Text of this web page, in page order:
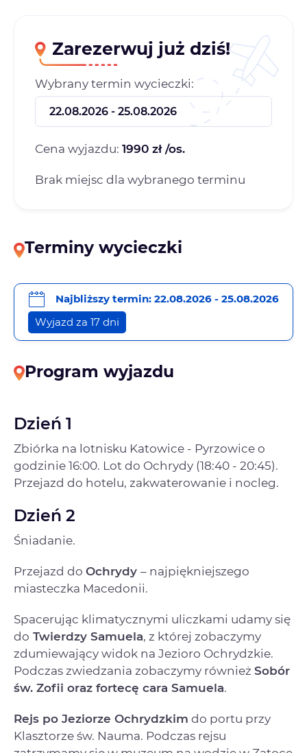
Zarezerwuj już dziś!
Wybrany termin wycieczki:
Cena wyjazdu: 1990 zł /os.
Brak miejsc dla wybranego terminu
Terminy wycieczki
Najbliższy termin: 22.08.2026 - 25.08.2026
Wyjazd za 17 dni
Program wyjazdu
Dzień 1
Zbiórka na lotnisku Katowice - Pyrzowice o
godzinie 16:00. Lot do Ochrydy (18:40 - 20:45).
Przejazd do hotelu, zakwaterowanie i nocleg.
Dzień 2
Śniadanie.
Przejazd do Ochrydy – najpiękniejszego
miasteczka Macedonii.
Spacerując klimatycznymi uliczkami udamy się
do Twierdzy Samuela, z której zobaczymy
zdumiewający widok na Jezioro Ochrydzkie.
Podczas zwiedzania zobaczymy również Sobór
św. Zofii oraz fortecę cara Samuela.
Rejs po Jeziorze Ochrydzkim do portu przy
Klasztorze św. Nauma. Podczas rejsu